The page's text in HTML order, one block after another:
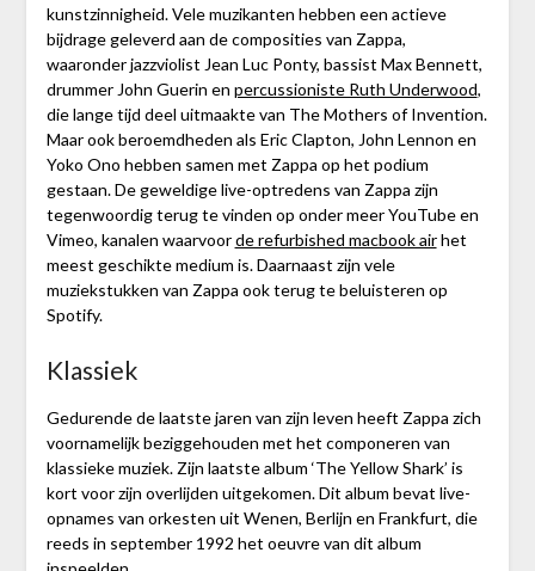
kunstzinnigheid. Vele muzikanten hebben een actieve
bijdrage geleverd aan de composities van Zappa,
waaronder jazzviolist Jean Luc Ponty, bassist Max Bennett,
drummer John Guerin en percussioniste Ruth Underwood,
die lange tijd deel uitmaakte van The Mothers of Invention.
Maar ook beroemdheden als Eric Clapton, John Lennon en
Yoko Ono hebben samen met Zappa op het podium
gestaan. De geweldige live-optredens van Zappa zijn
tegenwoordig terug te vinden op onder meer YouTube en
Vimeo, kanalen waarvoorde refurbished macbook airhet
meest geschikte medium is. Daarnaast zijn vele
muziekstukken van Zappa ook terug te beluisteren op
Spotify.
Klassiek
Gedurende de laatste jaren van zijn leven heeft Zappa zich
voornamelijk beziggehouden met het componeren van
klassieke muziek. Zijn laatste album ‘The Yellow Shark’ is
kort voor zijn overlijden uitgekomen. Dit album bevat live-
opnames van orkesten uit Wenen, Berlijn en Frankfurt, die
reeds in september 1992 het oeuvre van dit album